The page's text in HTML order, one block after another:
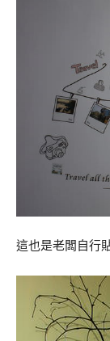
這也是老闆自行